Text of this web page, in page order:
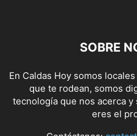
SOBRE
En Caldas Hoy somos
que te rodean, somos
tecnología que nos acerca
eres el